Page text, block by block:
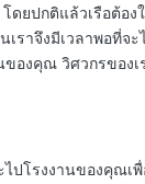
ยปกติแล้วเรือต้อง
เราจึงมีเวลาพอที่
ของคุณ วิศวกรของ
ไปโรงงานของคุณ